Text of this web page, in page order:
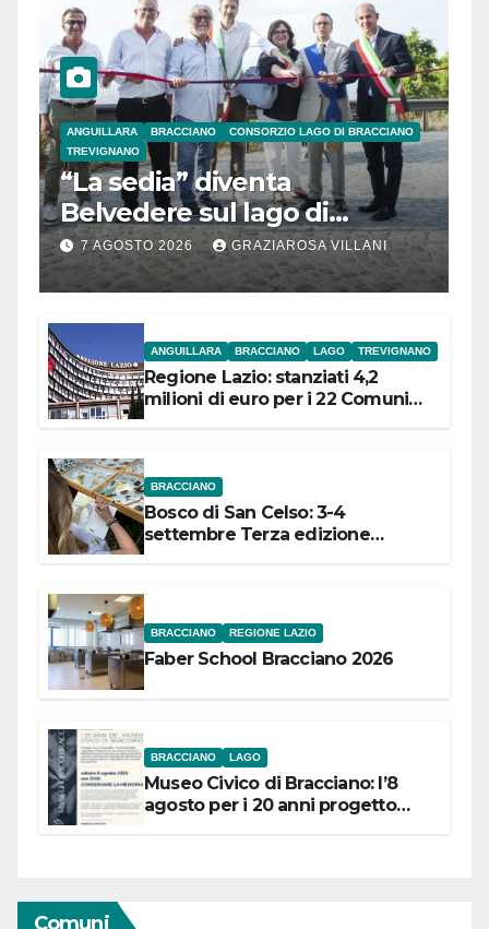
ANGUILLARA BRACCIANO
CONSORZIO LAGO DI BRACCIANO
TREVIGNANO
“La sedia” diventa
Belvedere sul lago di
Bracciano: ieri
l’inaugurazione
7 AGOSTO 2026 GRAZIAROSA VILLANI
ANGUILLARA BRACCIANO LAGO TREVIGNANO
Regione Lazio: stanziati 4,2
milioni di euro per i 22 Comuni
BRACCIANO
Bosco di San Celso: 3-4
settembre Terza edizione
BRACCIANO REGIONE LAZIO
Faber School Bracciano 2026
BRACCIANO LAGO
Museo Civico di Bracciano: l’8
agosto per i 20 anni progetto
Comuni